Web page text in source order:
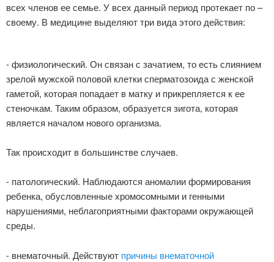
всех членов ее семье. У всех данный период протекает по –
своему. В медицине выделяют три вида этого действия:
- физиологический. Он связан с зачатием, то есть слиянием
зрелой мужской половой клетки сперматозоида с женской
гаметой, которая попадает в матку и прикрепляется к ее
стеночкам. Таким образом, образуется зигота, которая
является началом нового организма.
Так происходит в большинстве случаев.
- патологический. Наблюдаются аномалии формирования
ребенка, обусловленные хромосомными и генными
нарушениями, неблагоприятными факторами окружающей
среды.
- внематочный. Действуют причины внематочной